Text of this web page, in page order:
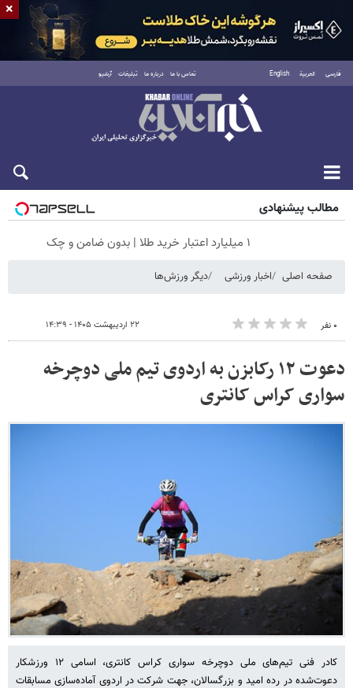
فارسی العربية English تماس با ما درباره ما تبلیغات آرشیو
شنبه ۱۷ مرداد ۱۴۰۵
مطالب پیشنهادی
۱ میلیارد اعتبار خرید طلا | بدون ضامن و چک
صفحه اصلی اخبار ورزشی دیگر ورزش‌ها
۰ نفر ۲۲ اردیبهشت ۱۴۰۵ - ۱۴:۳۹
دعوت ۱۲ رکابزن به اردوی تیم ملی دوچرخه
سواری کراس کانتری
کادر فنی تیم‌های ملی دوچرخه سواری کراس کانتری، اسامی ۱۲ ورزشکار
دعوت‌شده در رده امید و بزرگسالان، جهت شرکت در اردوی آماده‌سازی مسابقات
×